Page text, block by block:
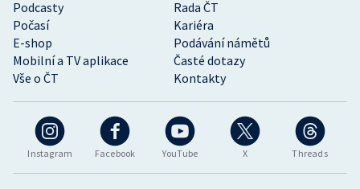
Instagram Facebook YouTube X Threads
Podcasty
Rada ČT
Počasí
Kariéra
E-shop
Podávání námětů
Mobilní a TV aplikace
Časté dotazy
Vše o ČT
Kontakty